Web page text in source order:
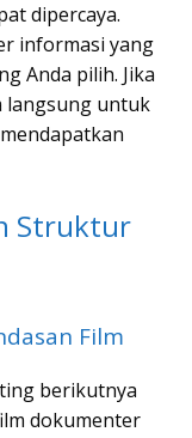
dipercaya.
informasi yang
Anda pilih. Jika
langsung untuk
Struktur
Film
berikutnya
dokumenter